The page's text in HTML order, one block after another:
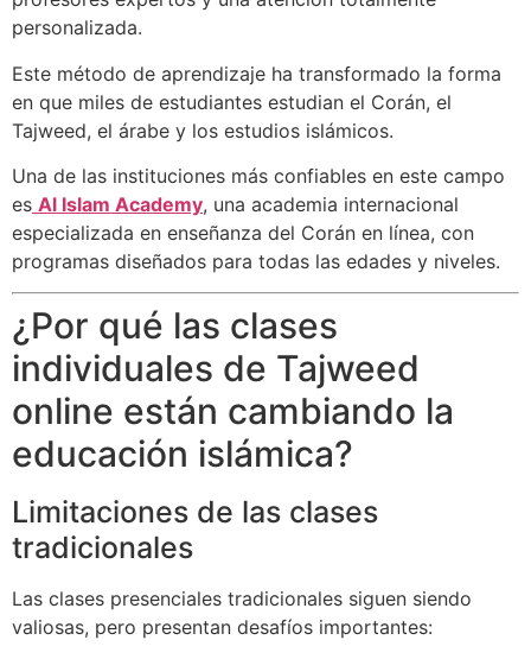
personalizada.
Este método de aprendizaje ha transformado la forma
en que miles de estudiantes estudian el Corán, el
Tajweed, el árabe y los estudios islámicos.
Una de las instituciones más confiables en este campo
es Al Islam Academy, una academia internacional
especializada en enseñanza del Corán en línea, con
programas diseñados para todas las edades y niveles.
¿Por qué las clases
individuales de Tajweed
online están cambiando la
educación islámica?
Limitaciones de las clases
tradicionales
Las clases presenciales tradicionales siguen siendo
valiosas, pero presentan desafíos importantes: